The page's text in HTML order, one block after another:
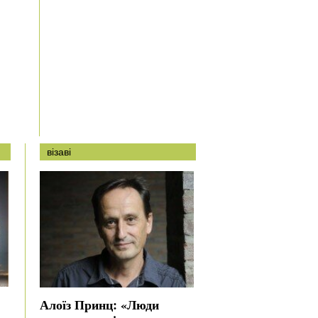
візаві
Алоїз Принц: «Люди